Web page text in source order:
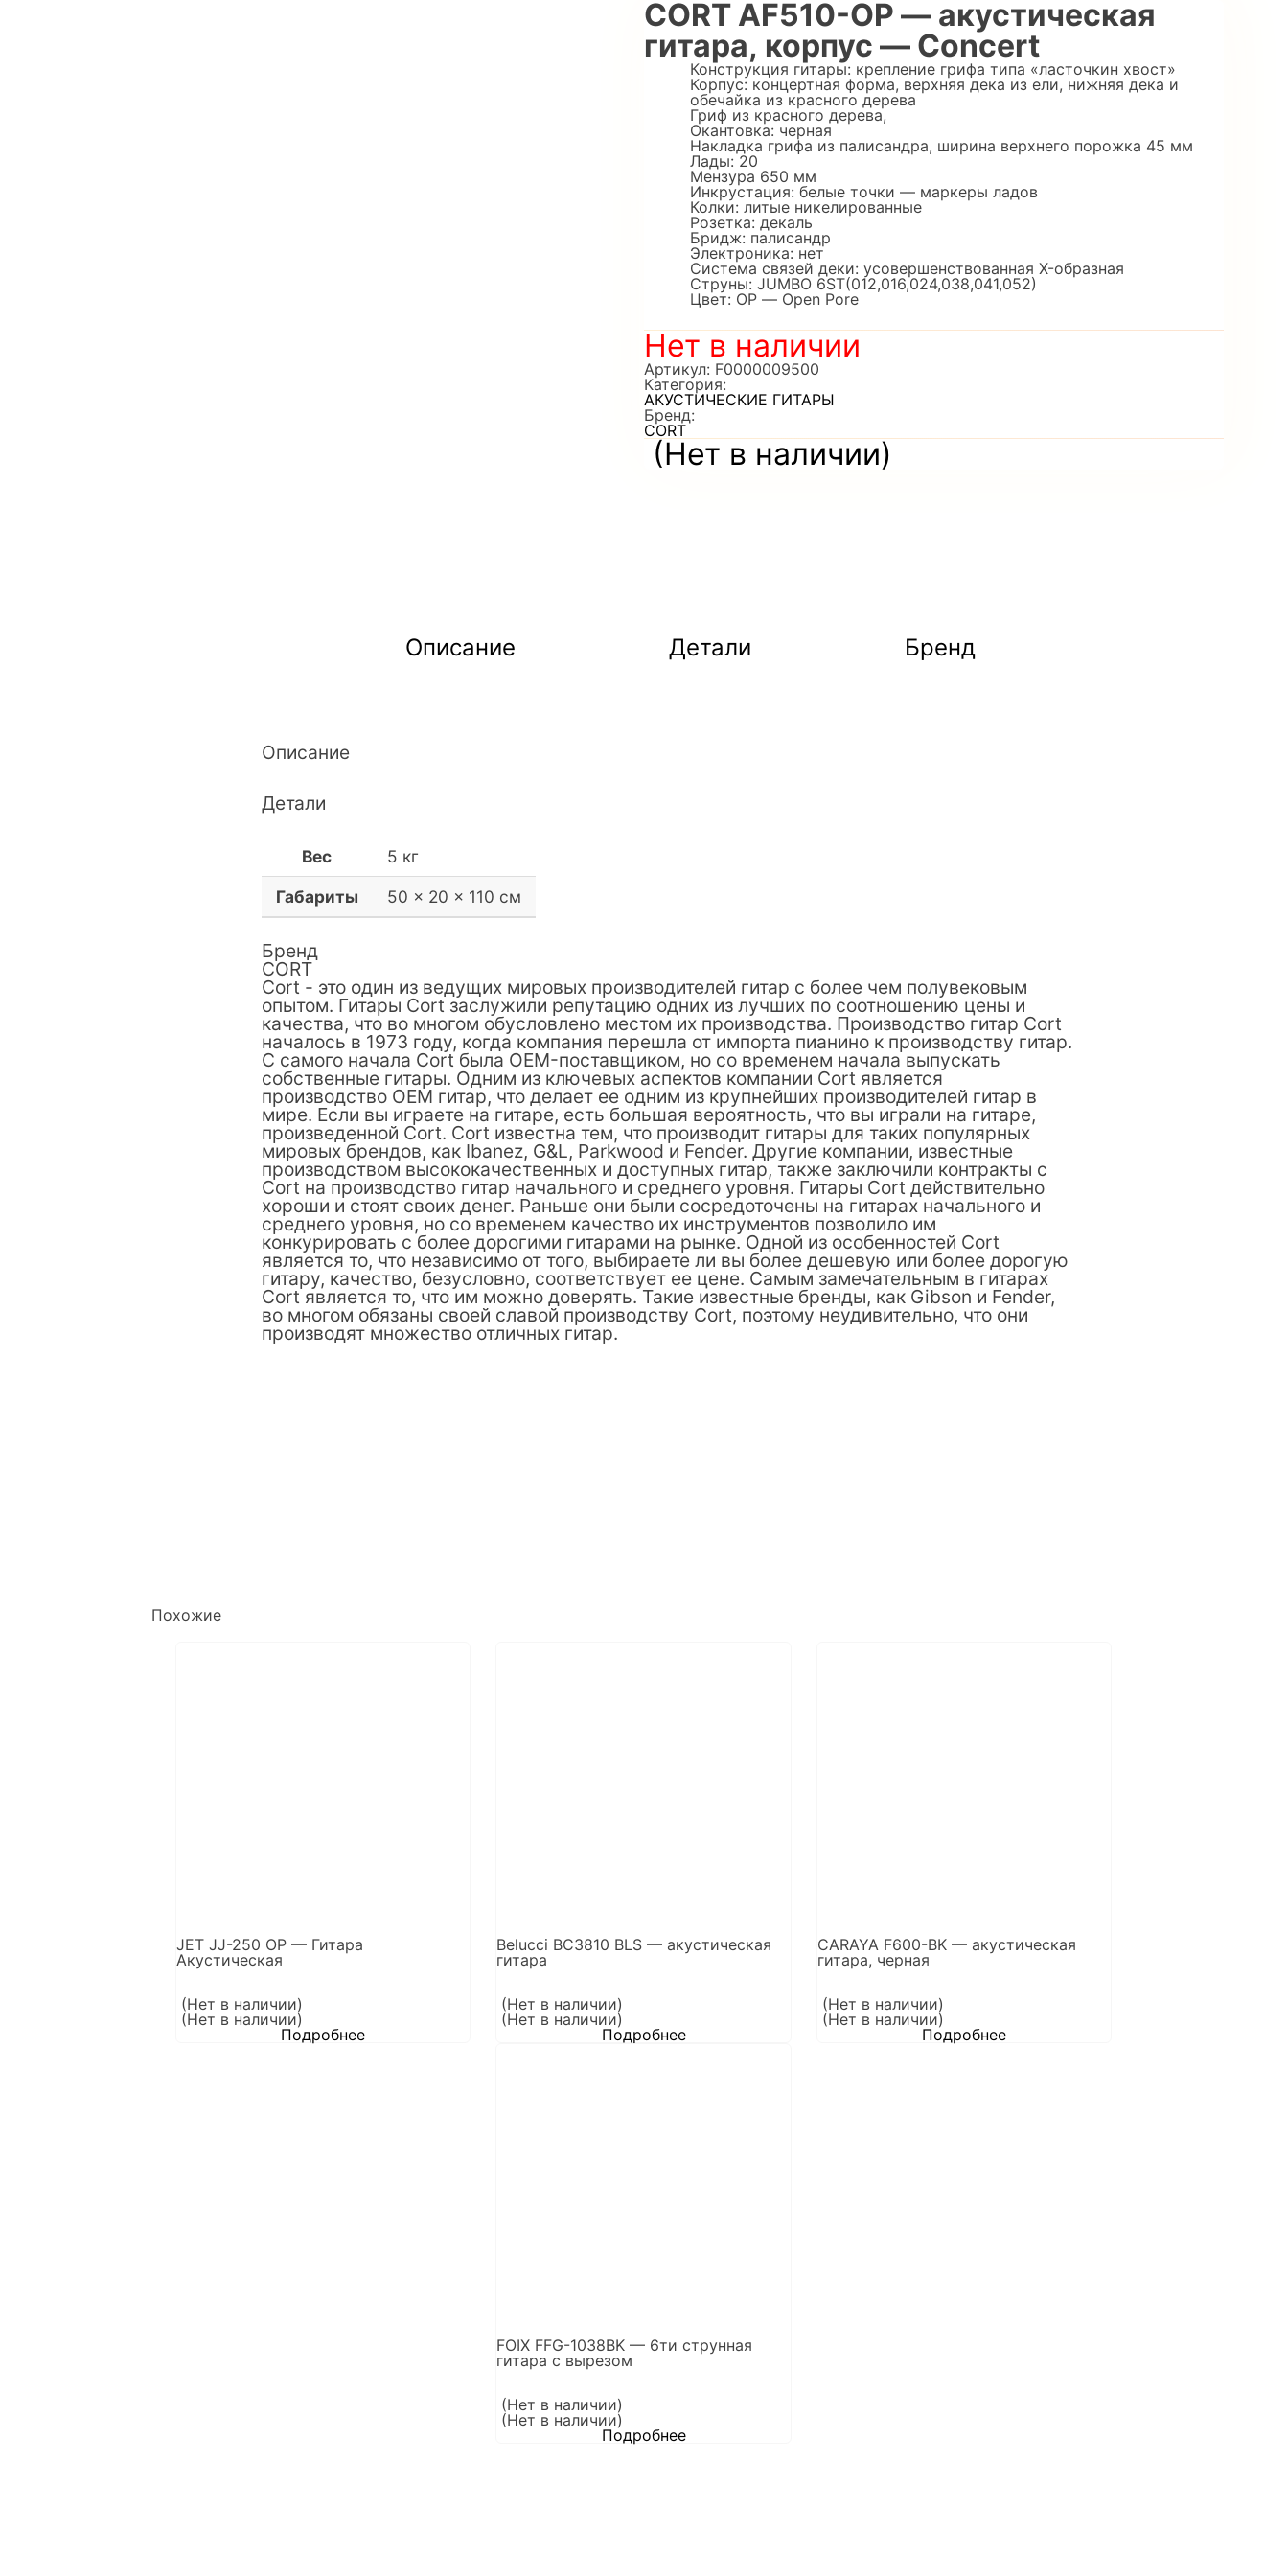
CORT AF510-OP — акустическая
гитара, корпус — Concert
(Нет в наличии)
Конструкция гитары: крепление грифа типа «ласточкин хвост»
Корпус: концертная форма, верхняя дека из ели, нижняя дека и
обечайка из красного дерева
Гриф из красного дерева,
Окантовка: черная
Накладка грифа из палисандра, ширина верхнего порожка 45 мм
Лады: 20
Мензура 650 мм
Инкрустация: белые точки — маркеры ладов
Колки: литые никелированные
Розетка: декаль
Бридж: палисандр
Электроника: нет
Система связей деки: усовершенствованная X-образная
Струны: JUMBO 6ST(012,016,024,038,041,052)
Цвет: OP — Open Pore
Нет в наличии
Артикул: F0000009500
Категория:
АКУСТИЧЕСКИЕ ГИТАРЫ
Бренд:
CORT
Описание Детали Бренд
Описание
Детали
Вес
5 кг
Габариты
50 × 20 × 110 см
Бренд
CORT
Cort - это один из ведущих мировых производителей гитар с более чем полувековым
опытом. Гитары Cort заслужили репутацию одних из лучших по соотношению цены и
качества, что во многом обусловлено местом их производства. Производство гитар Cort
началось в 1973 году, когда компания перешла от импорта пианино к производству гитар.
С самого начала Cort была OEM-поставщиком, но со временем начала выпускать
собственные гитары. Одним из ключевых аспектов компании Cort является
производство OEM гитар, что делает ее одним из крупнейших производителей гитар в
мире. Если вы играете на гитаре, есть большая вероятность, что вы играли на гитаре,
произведенной Cort. Cort известна тем, что производит гитары для таких популярных
мировых брендов, как Ibanez, G&L, Parkwood и Fender. Другие компании, известные
производством высококачественных и доступных гитар, также заключили контракты с
Cort на производство гитар начального и среднего уровня. Гитары Cort действительно
хороши и стоят своих денег. Раньше они были сосредоточены на гитарах начального и
среднего уровня, но со временем качество их инструментов позволило им
конкурировать с более дорогими гитарами на рынке. Одной из особенностей Cort
является то, что независимо от того, выбираете ли вы более дешевую или более дорогую
гитару, качество, безусловно, соответствует ее цене. Самым замечательным в гитарах
Cort является то, что им можно доверять. Такие известные бренды, как Gibson и Fender,
во многом обязаны своей славой производству Cort, поэтому неудивительно, что они
производят множество отличных гитар.
Похожие
JET JJ-250 OP — Гитара
Акустическая
(Нет в наличии)
(Нет в наличии)
Подробнее
Belucci BC3810 BLS — акустическая
гитара
(Нет в наличии)
(Нет в наличии)
Подробнее
CARAYA F600-BK — акустическая
гитара, черная
(Нет в наличии)
(Нет в наличии)
Подробнее
FOIX FFG-1038BK — 6ти струнная
гитара с вырезом
(Нет в наличии)
(Нет в наличии)
Подробнее